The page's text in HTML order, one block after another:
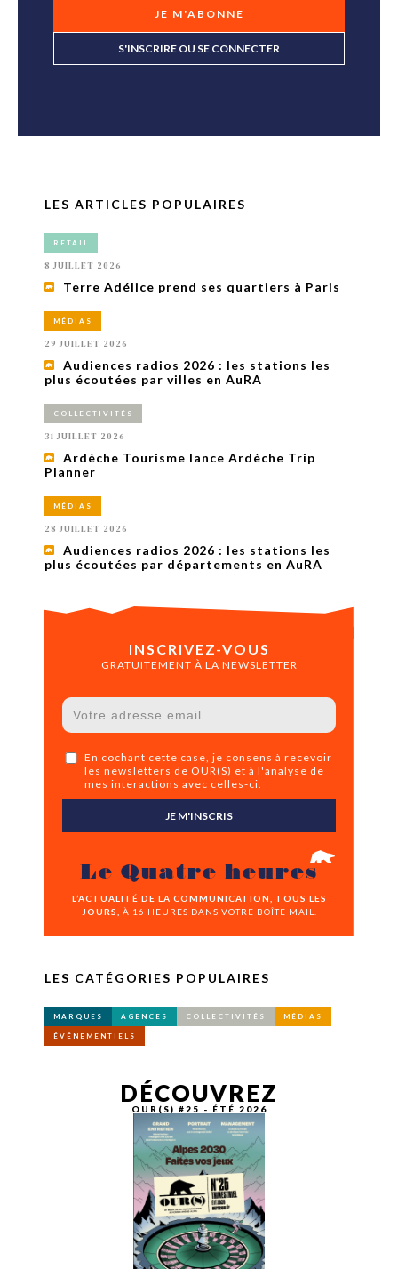
JE M'ABONNE
S'INSCRIRE OU SE CONNECTER
LES ARTICLES POPULAIRES
RETAIL
8 JUILLET 2026
Terre Adélice prend ses quartiers à Paris
MÉDIAS
29 JUILLET 2026
Audiences radios 2026 : les stations les
plus écoutées par villes en AuRA
COLLECTIVITÉS
31 JUILLET 2026
Ardèche Tourisme lance Ardèche Trip
Planner
MÉDIAS
28 JUILLET 2026
Audiences radios 2026 : les stations les
plus écoutées par départements en AuRA
INSCRIVEZ-VOUS
GRATUITEMENT À LA NEWSLETTER
En cochant cette case, je consens à recevoir
les newsletters de OUR(S) et à l'analyse de
mes interactions avec celles-ci.
JE M'INSCRIS
Le Quatre heures
L’ACTUALITÉ DE LA COMMUNICATION, TOUS LES
JOURS,
À 16 HEURES DANS VOTRE BOÎTE MAIL.
LES CATÉGORIES POPULAIRES
MARQUES AGENCES COLLECTIVITÉS MÉDIAS
ÉVÉNEMENTIELS
DÉCOUVREZ
OUR(S) #25 - ÉTÉ 2026